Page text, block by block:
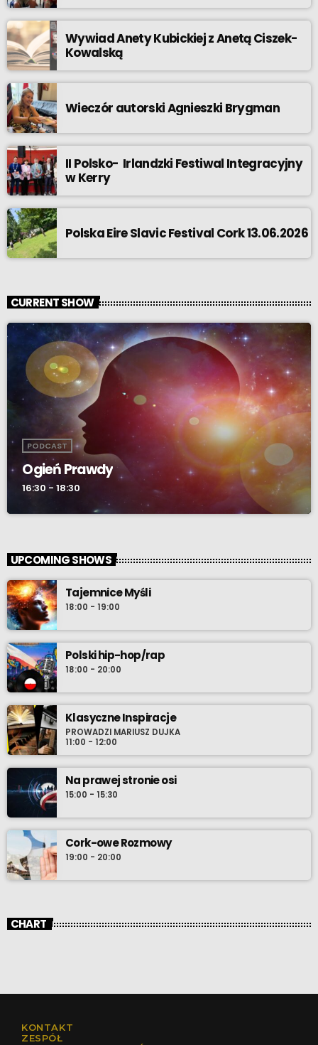
Wywiad Anety Kubickiej z Anetą Ciszek-
Kowalską
Wieczór autorski Agnieszki Brygman
II Polsko- Irlandzki Festiwal Integracyjny
w Kerry
Polska Eire Slavic Festival Cork 13.06.2026
CURRENT SHOW
PODCAST
Ogień Prawdy
16:30 - 18:30
UPCOMING SHOWS
Tajemnice Myśli
18:00 - 19:00
Polski hip-hop/rap
18:00 - 20:00
Klasyczne Inspiracje
PROWADZI MARIUSZ DUJKA
11:00 - 12:00
Na prawej stronie osi
15:00 - 15:30
Cork-owe Rozmowy
19:00 - 20:00
CHART
KONTAKT
ZESPÓŁ